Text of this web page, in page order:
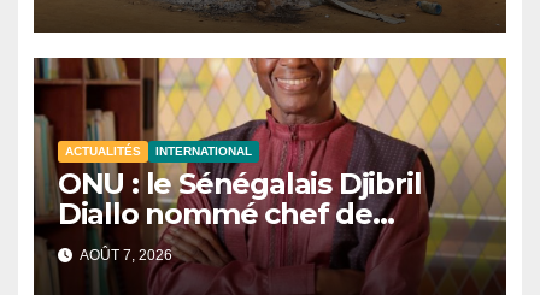
ACTUALITÉS INTERNATIONAL
ONU : le Sénégalais Djibril
Diallo nommé chef de
cabinet du président de la
81e Assemblée générale.
AOÛT 7, 2026